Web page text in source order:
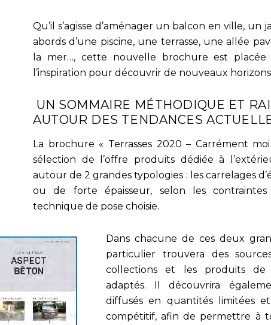
Qu’il s’agisse d’aménager un balcon en ville, un
abords d’une piscine, une terrasse, une allée
la mer…, cette nouvelle brochure est placée
l’inspiration pour découvrir de nouveaux
UN SOMMAIRE MÉTHODIQUE ET
AUTOUR DES TENDANCES
La brochure « Terrasses 2020 – Carrément
sélection de l’offre produits dédiée à
autour de 2 grandes typologies : les carrelages
ou de forte épaisseur, selon les
technique de pose choisie.
Dans chacune de ces deux
particulier trouvera des
collections et les produits de
adaptés. Il découvrira
diffusés en quantités limitées
compétitif, afin de permettre à